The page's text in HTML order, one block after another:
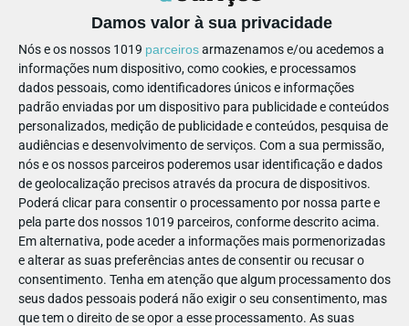
Damos valor à sua privacidade
Nós e os nossos 1019 parceirosarmazenamos e/ou acedemos a
informações num dispositivo, como cookies, e processamos
dados pessoais, como identificadores únicos e informações
padrão enviadas por um dispositivo para publicidade e conteúdos
personalizados, medição de publicidade e conteúdos, pesquisa de
audiências e desenvolvimento de serviços. Com a sua permissão,
nós e os nossos parceiros poderemos usar identificação e dados
de geolocalização precisos através da procura de dispositivos.
Poderá clicar para consentir o processamento por nossa parte e
pela parte dos nossos 1019 parceiros, conforme descrito acima.
Em alternativa, pode aceder a informações mais pormenorizadas
e alterar as suas preferências antes de consentir ou recusar o
consentimento. Tenha em atenção que algum processamento dos
seus dados pessoais poderá não exigir o seu consentimento, mas
que tem o direito de se opor a esse processamento. As suas
📓 Nova linha de Blocos
Ecológicos para manualidades:
tão naturais como as ideias